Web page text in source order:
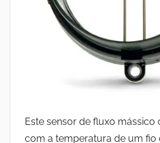
Este sensor de fluxo mássico
com a temperatura de um fio